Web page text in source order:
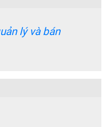
lý và bán